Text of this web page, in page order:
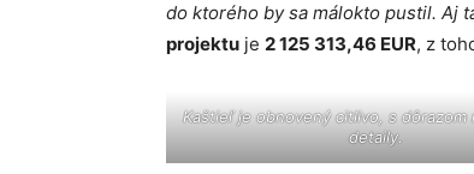
do ktorého by sa málokto pustil. Aj
projektu je 2 125 313,46 EUR, z
Kaštieľ je obnovený citlivo, s dôrazom
detaily.